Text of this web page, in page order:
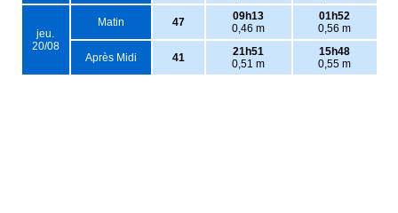
jeu.
20/08
Matin 47
09h13
0,46 m
01h52
0,56 m
Après Midi 41
21h51
0,51 m
15h48
0,55 m